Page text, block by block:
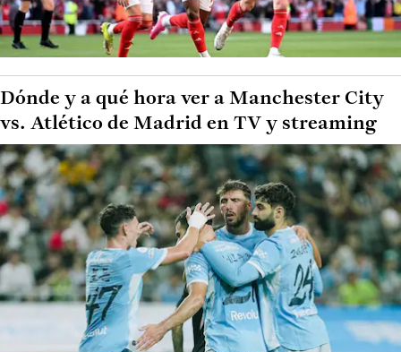
Dónde y a qué hora ver a Manchester City
vs. Atlético de Madrid en TV y streaming